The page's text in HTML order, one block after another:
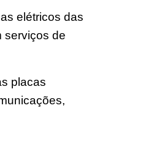
elétricos das
serviços de
placas